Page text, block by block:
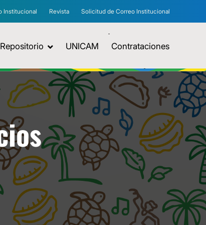
Institucional Revista Solicitud de Correo Institucional
Repositorio UNICAM Contrataciones